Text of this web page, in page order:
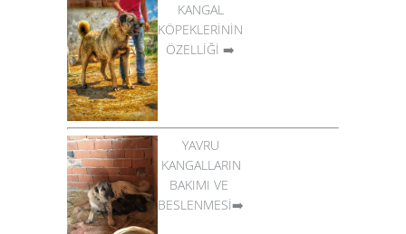
KANGAL
KÖPEKLERİNİN
ÖZELLİĞİ ➡️
YAVRU
KANGALLARIN
BAKIMI VE
BESLENMESİ➡️